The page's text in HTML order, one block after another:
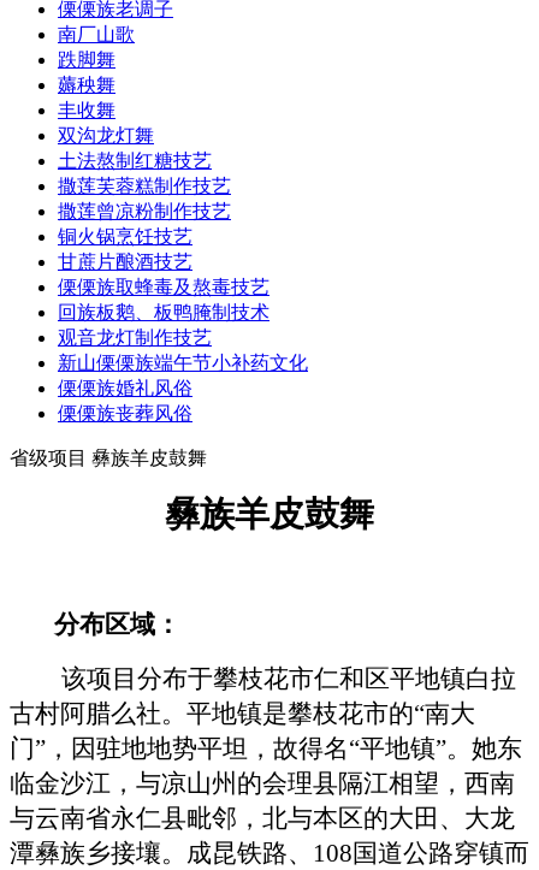
傈傈族老调子
南厂山歌
跌脚舞
薅秧舞
丰收舞
双沟龙灯舞
土法熬制红糖技艺
撒莲芙蓉糕制作技艺
撒莲曾凉粉制作技艺
铜火锅烹饪技艺
甘蔗片酿酒技艺
傈傈族取蜂毒及熬毒技艺
回族板鹅、板鸭腌制技术
观音龙灯制作技艺
新山傈傈族端午节小补药文化
傈傈族婚礼风俗
傈傈族丧葬风俗
省级项目 彝族羊皮鼓舞
彝族羊皮鼓舞
分布区域：
该项目分布于攀枝花市仁和区平地镇白拉
古村阿腊么社。平地镇是攀枝花市的“南大
门”，因驻地地势平坦，故得名“平地镇”。她东
临金沙江，与凉山州的会理县隔江相望，西南
与云南省永仁县毗邻，北与本区的大田、大龙
潭彝族乡接壤。成昆铁路、108国道公路穿镇而